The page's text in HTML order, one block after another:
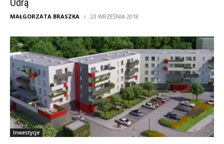
Odrą
MAŁGORZATA BRASZKA 23 WRZEŚNIA 2018
Inwestycje